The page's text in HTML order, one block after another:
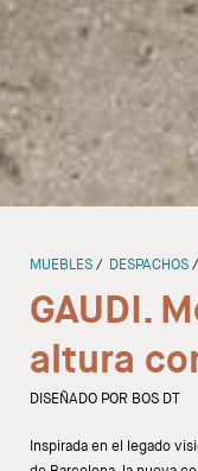
MUEBLES DESPACHOS
GAUDI.
altura
DISEÑADO POR BOS DT
Inspirada en el legado